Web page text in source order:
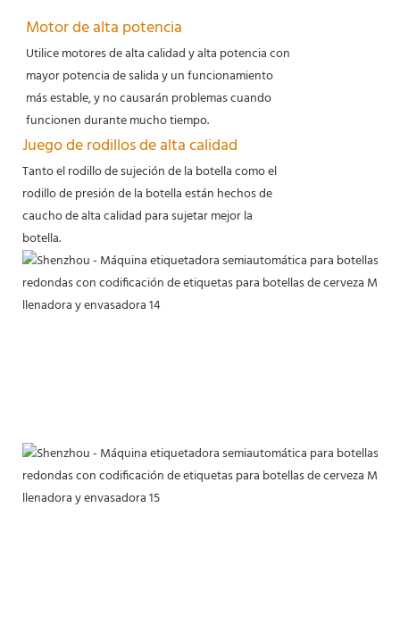
Motor de alta potencia
Utilice motores de alta calidad y alta potencia con
mayor potencia de salida y un funcionamiento
más estable, y no causarán problemas cuando
funcionen durante mucho tiempo.
Juego de rodillos de alta calidad
Tanto el rodillo de sujeción de la botella como el
rodillo de presión de la botella están hechos de
caucho de alta calidad para sujetar mejor la
botella.